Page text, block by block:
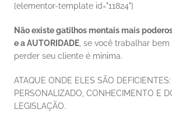
[elementor-template id="11824"]
Não existe gatilhos mentais mais
e a AUTORIDADE , se você trabalhar
perder seu cliente é mínima.
ATAQUE ONDE ELES SÃO
PERSONALIZADO, CONHECIMENTO E
LEGISLAÇÃO.